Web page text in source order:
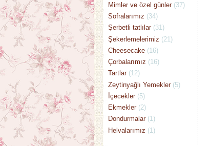
Mimler ve özel günler (37)
Sofralarımız (34)
Şerbetli tatlılar (31)
Şekerlemelerimiz (21)
Cheesecake (16)
Çorbalarımız (16)
Tartlar (12)
Zeytinyağlı Yemekler (5)
İçecekler (5)
Ekmekler (2)
Dondurmalar (1)
Helvalarımız (1)